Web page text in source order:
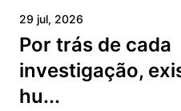
29 jul, 2026
Por trás de cada
investigação,
hu...